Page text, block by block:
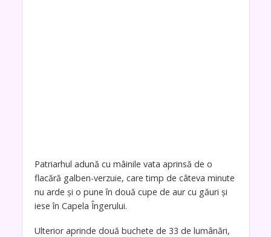
Patriarhul adună cu mâinile vata aprinsă de o
flacără galben-verzuie, care timp de câteva minute
nu arde și o pune în două cupe de aur cu găuri și
iese în Capela Îngerului.
Ulterior aprinde două buchete de 33 de lumânări,